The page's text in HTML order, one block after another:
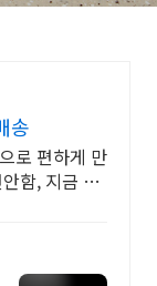
송
로 편하게 만
함, 지금 쿠